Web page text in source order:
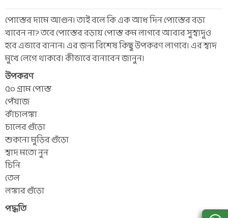
পোস্তের দামে আগুন। তাই বলে কি এক আধ দিন পোস্তের বড়া
খাবেন না? তবে পোস্তের বড়ায় পোস্ত কম লাগবে আবার সুস্বাদুও
হবে এভাবে বানান। এর জন্য বিশেষ কিছু উপকরণ লাগবে। এর স্বাদ
মুখে লেগে থাকবে। কীভাবে বানাবেন জানুন।
উপকরণ
৫০ গ্রাম পোস্ত
পেঁয়াজ
কাঁচালঙ্কা
চালের গুঁড়ো
শুকনো মুড়ির গুঁড়ো
স্বাদ মতো নুন
চিনি
তেল
লঙ্কার গুঁড়ো
পদ্ধতি